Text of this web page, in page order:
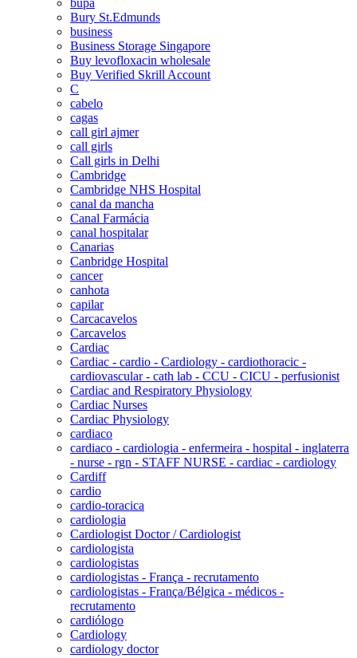
Bury St.Edmunds
business
Business Storage Singapore
Buy levofloxacin wholesale
Buy Verified Skrill Account
C
cabelo
cagas
call girl ajmer
call girls
Call girls in Delhi
Cambridge
Cambridge NHS Hospital
canal da mancha
Canal Farmácia
canal hospitalar
Canarias
Canbridge Hospital
cancer
canhota
capilar
Carcacavelos
Carcavelos
Cardiac
Cardiac - cardio - Cardiology - cardiothoracic -
cardiovascular - cath lab - CCU - CICU - perfusionist
Cardiac and Respiratory Physiology
Cardiac Nurses
Cardiac Physiology
cardiaco
cardiaco - cardiologia - enfermeira - hospital - inglaterra
- nurse - rgn - STAFF NURSE - cardiac - cardiology
Cardiff
cardio
cardio-toracica
cardiologia
Cardiologist Doctor / Cardiologist
cardiologista
cardiologistas
cardiologistas - França - recrutamento
cardiologistas - França/Bélgica - médicos -
recrutamento
cardiólogo
Cardiology
cardiology doctor